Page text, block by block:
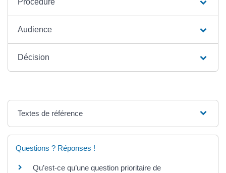
Procédure
Audience
Décision
Textes de référence
Questions ? Réponses !
Qu’est-ce qu’une question prioritaire de